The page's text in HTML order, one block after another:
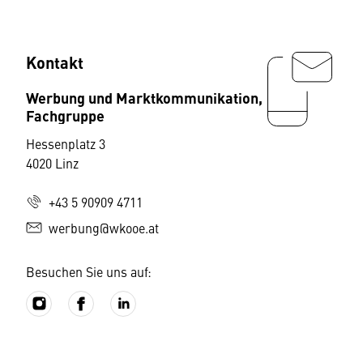
Kontakt
Werbung und Marktkommunikation,
Fachgruppe
Hessenplatz 3
4020 Linz
+43 5 90909 4711
werbung@wkooe.at
Besuchen Sie uns auf: